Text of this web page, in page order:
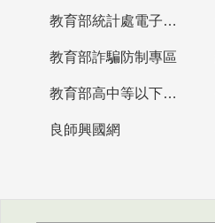
教育部統計處電子書櫃
教育部詐騙防制專區
教育部高中等以下學校及幼兒園教師資格檢定考試
良師興國網